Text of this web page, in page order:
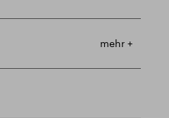
mehr +